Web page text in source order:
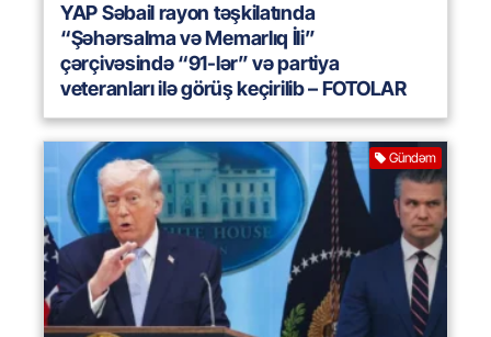
YAP Səbail rayon təşkilatında
“Şəhərsalma və Memarlıq İli”
çərçivəsində “91-lər” və partiya
veteranları ilə görüş keçirilib – FOTOLAR
Gündəm